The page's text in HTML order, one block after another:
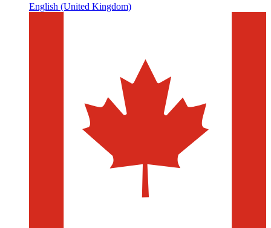
English (United Kingdom)